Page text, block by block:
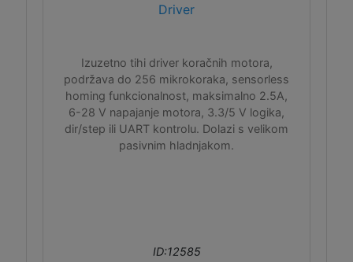
Driver
Izuzetno tihi driver koračnih motora,
podržava do 256 mikrokoraka, sensorless
homing funkcionalnost, maksimalno 2.5A,
6-28 V napajanje motora, 3.3/5 V logika,
dir/step ili UART kontrolu. Dolazi s velikom
pasivnim hladnjakom.
ID:12585